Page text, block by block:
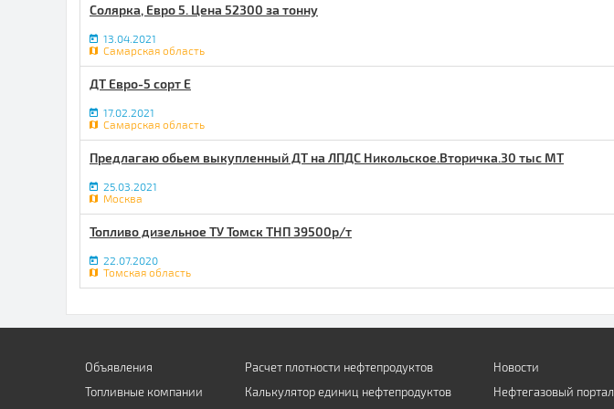
Солярка, Евро 5. Цена 52300 за тонну
13.04.2021
Самарская область
ДТ Евро-5 сорт Е
17.02.2021
Самарская область
Предлагаю обьем выкупленный ДТ на ЛПДС Никольское.Вторичка.30 тыс МТ
25.03.2021
Москва
Топливо дизельное ТУ Томск ТНП 39500р/т
22.07.2020
Томская область
Объявления
Топливные компании
Расчет плотности нефтепродуктов
Калькулятор единиц нефтепродуктов
Новости
Нефтегазовый портал